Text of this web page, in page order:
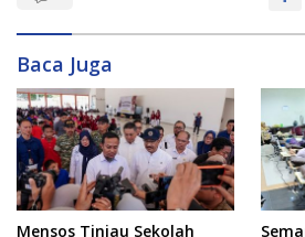
Baca Juga
Mensos Tinjau Sekolah